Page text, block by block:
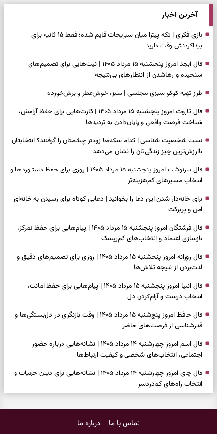
آخرین اخبار
بازی فکری | تکه پیتزا میان سبزیجات قایم شده؛ فقط ۱۵ ثانیه برای
پیداکردنش وقت دارید
فال ابجد امروز پنجشنبه ۱۵ مرداد ۱۴۰۵ | نیت‌هایی برای تصمیم‌های
سنجیده و رهاشدن از انتظارهای بی‌نتیجه
طرز تهیه کوکو سبزی مجلسی | سبز، خوش‌عطر و برش‌خورده
فال تاروت امروز پنجشنبه ۱۵ مرداد ۱۴۰۵ | کارت‌هایی برای حفظ آرامش،
شناخت فرصت واقعی و پایان‌دادن به تردیدها
تست شخصیت شناسی | کدام سکه‌ها زودتر چشمتان را گرفتند؟ انتخابتان
باارزش‌ترین چیز زندگی‌تان را نشان می‌دهد
فال سرنوشت امروز پنجشنبه ۱۵ مرداد ۱۴۰۵ | روزی برای حفظ دستاوردها و
انتخاب مسیرهای کم‌هزینه‌تر
برای خانه‌دار شدن این دعا را بخوانید | دعایی کوتاه برای رسیدن به خانه‌ای
امن و پربرکت
فال فرشتگان امروز پنجشنبه ۱۵ مرداد ۱۴۰۵ | پیام‌هایی برای حفظ تمرکز،
بازسازی اعتماد و انتخاب‌های کم‌ریسک
فال روزانه امروز پنجشنبه ۱۵ مرداد ۱۴۰۵ | روزی برای تصمیم‌های دقیق و
لذت‌بردن از نتیجه تلاش‌ها
فال انبیا امروز پنجشنبه ۱۵ مرداد ۱۴۰۵ | پیام‌هایی برای حفظ امانت،
انتخاب درست و آرام‌کردن دل
فال حافظ امروز پنج‌شنبه ۱۵ مرداد ۱۴۰۵ | وقت بازنگری در دل‌بستگی‌ها و
قدرشناسی از فرصت‌های حاضر
فال اسم امروز چهارشنبه ۱۴ مرداد ۱۴۰۵ | نشانه‌هایی درباره حضور
اجتماعی، انتخاب‌های شخصی و کیفیت ارتباط‌ها
فال چای امروز چهارشنبه ۱۴ مرداد ۱۴۰۵ | نشانه‌هایی برای دیدن جزئیات و
انتخاب راه‌های کم‌دردسر
تماس با ما درباره ما